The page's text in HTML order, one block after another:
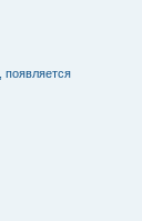
появляется